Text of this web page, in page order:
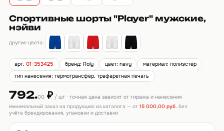
Спортивные шорты "Player" мужские,
нэйви
другие цвета:
арт.01-353425 бренд: Roly цвет: navy
материал: полиэстер
тип нанесения: термотрансфер, трафаретная печать
792.00₽/ шт · точная цена зависит от тиража и нанесения
минимальный заказ на продукцию из каталога — от 15 000,00 руб. без
учёта брендирования, упаковки и доставки